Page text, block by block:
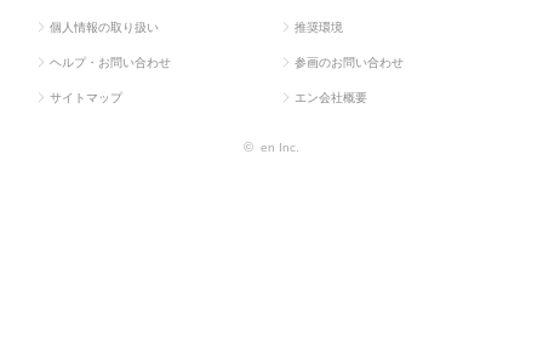
個人情報の取り扱い 推奨環境
ヘルプ・お問い合わせ 参画のお問い合わせ
サイトマップ エン会社概要
© en Inc.